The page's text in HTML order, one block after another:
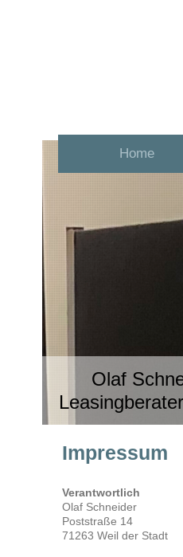
Home
Olaf
Impressum
Verantwortlich
Olaf Schneider
Poststraße 14
71263 Weil der Stadt